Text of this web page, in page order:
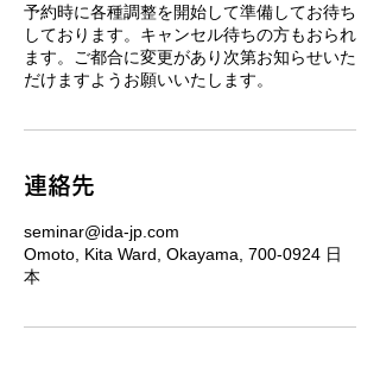
予約時に各種調整を開始して準備してお待ち
しております。キャンセル待ちの方もおられ
ます。ご都合に変更があり次第お知らせいた
だけますようお願いいたします。
連絡先
seminar@ida-jp.com
Omoto, Kita Ward, Okayama, 700-0924 日
本